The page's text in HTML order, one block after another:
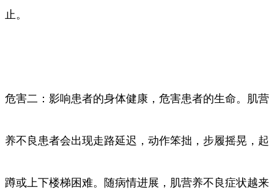
止。
危害二：影响患者的身体健康，危害患者的生命。肌营
养不良患者会出现走路延迟，动作笨拙，步履摇晃，起
蹲或上下楼梯困难。随病情进展，肌营养不良症状越来